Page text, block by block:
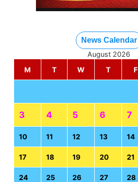
News Calendar
August 2026
M
T W T F
3 4 5 6 7
10 11 12 13 14
17 18 19 20 21
24 25 26 27 28